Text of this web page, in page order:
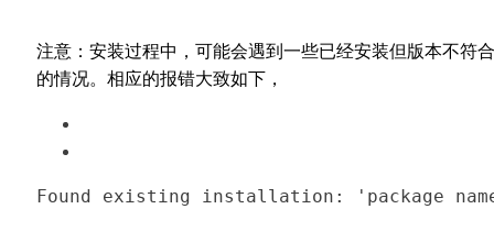
注意： 安装过程中，可能会遇到一些已经安装但版本不符
的情况。相应的报错大致如下 ，
Found existing installation: 'package